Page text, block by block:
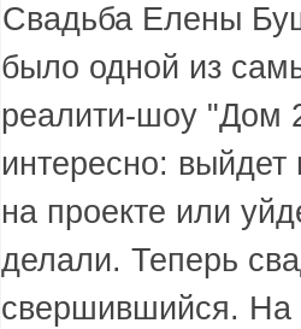
Свадьба Елены
было одной из
реалити-шоу "Дом
интересно: выйдет
на проекте или
делали. Теперь
свершившийся. На